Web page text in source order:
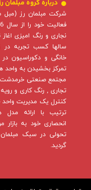
درباره گروه مبلمان
شرکت مبلمان رز
نجاری و رنگ امیزی
سالها کسب تجربه در
تمرکز بخشیدن به واحد
مجتمع صنعتی
تجاری , رنگ کاری و
کنترل یک مدیریت واحد
ترتیب با ارائه
انحصاری خود به بازار
تحولی در سبک
گردید.